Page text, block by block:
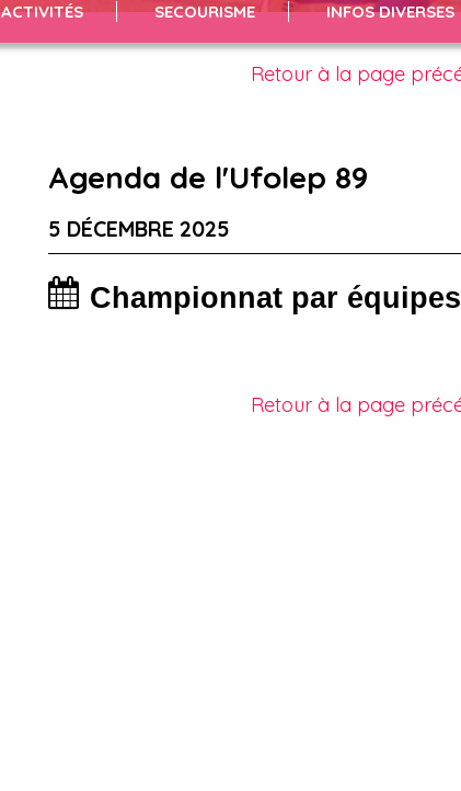
ACTIVITÉS SECOURISME INFOS DIVERSES
Retour à la page
Agenda de l'Ufolep 89
5 DÉCEMBRE 2025
Championnat par
Retour à la page